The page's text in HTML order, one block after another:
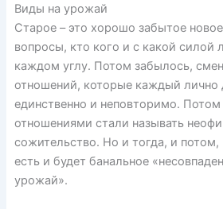
Виды на урожай
Старое – это хорошо забытое
вопросы, кто кого и с какой силой
каждом углу. Потом забылось,
отношений, которые каждый лично
единственно и неповторимо. Потом
отношениями стали называть
сожительство. Но и тогда, и
есть и будет банальное
урожай».